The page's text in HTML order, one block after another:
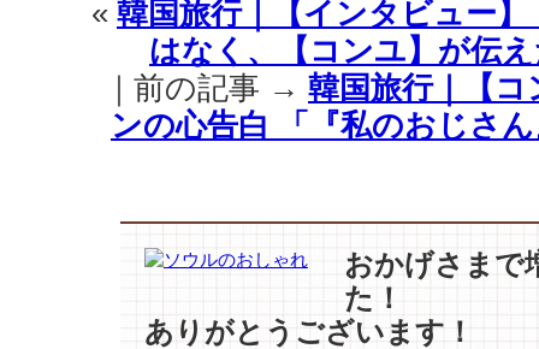
ャ・
ジ
ョ
ン
ウ
ヒ
ョ
ミ
« 韓国旅行｜【インタビュー
はなく、【コンユ】が伝
｜前の記事 → 韓国旅行｜【
ンの心告白 「『私のおじさ
おかげさまで
た！
ありがとうございます！